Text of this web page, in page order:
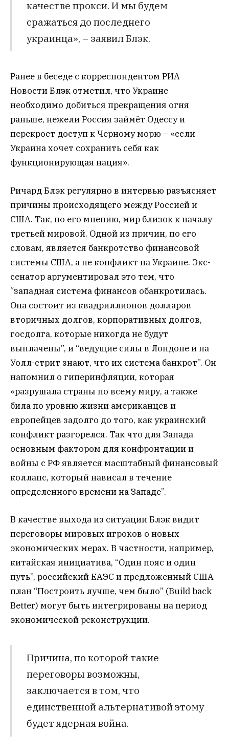
качестве прокси. И мы будем
сражаться до последнего
украинца», – заявил Блэк.
Ранее в беседе с корреспондентом РИА
Новости Блэк отметил, что Украине
необходимо добиться прекращения огня
раньше, нежели Россия займёт Одессу и
перекроет доступ к Черному морю – «если
Украина хочет сохранить себя как
функционирующая нация».
Ричард Блэк регулярно в интервью разъясняет
причины происходящего между Россией и
США. Так, по его мнению, мир близок к началу
третьей мировой. Одной из причин, по его
словам, является банкротство финансовой
системы США, а не конфликт на Украине. Экс-
сенатор аргументировал это тем, что
“западная система финансов обанкротилась.
Она состоит из квадриллионов долларов
вторичных долгов, корпоративных долгов,
госдолга, которые никогда не будут
выплачены”, и “ведущие силы в Лондоне и на
Уолл-стрит знают, что их система банкрот”. Он
напомнил о гиперинфляции, которая
«разрушала страны по всему миру, а также
била по уровню жизни американцев и
европейцев задолго до того, как украинский
конфликт разгорелся. Так что для Запада
основным фактором для конфронтации и
войны с РФ является масштабный финансовый
коллапс, который нависал в течение
определенного времени на Западе”.
В качестве выхода из ситуации Блэк видит
переговоры мировых игроков о новых
экономических мерах. В частности, например,
китайская инициатива, “Один пояс и один
путь”, российский ЕАЭС и предложенный США
план “Построить лучше, чем было” (Build back
Better) могут быть интегрированы на период
экономической реконструкции.
Причина, по которой такие
переговоры возможны,
заключается в том, что
единственной альтернативой этому
будет ядерная война.